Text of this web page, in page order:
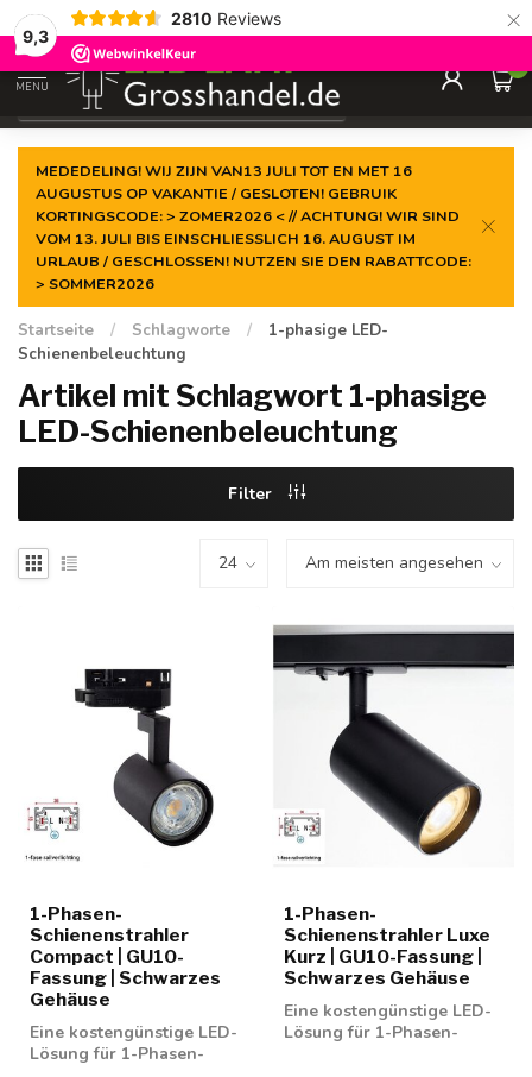
9,3
2810 Reviews ×
Garantiert derniedrigste Preis
MENU
0
MEDEDELING! WIJ ZIJN VAN13 JULI TOT EN MET 16
AUGUSTUS OP VAKANTIE / GESLOTEN! GEBRUIK
KORTINGSCODE: > ZOMER2026 < // ACHTUNG! WIR SIND
VOM 13. JULI BIS EINSCHLIESSLICH 16. AUGUST IM
URLAUB / GESCHLOSSEN! NUTZEN SIE DEN RABATTCODE:
> SOMMER2026
Startseite / Schlagworte /
1-phasige LED-
Schienenbeleuchtung
Artikel mit Schlagwort 1-phasige
LED-Schienenbeleuchtung
Filter
1-Phasen-
Schienenstrahler
Compact | GU10-
Fassung | Schwarzes
Gehäuse
Eine kostengünstige LED-
Lösung für 1-Phasen-
1-Phasen-
Schienenstrahler Luxe
Kurz | GU10-Fassung |
Schwarzes Gehäuse
Eine kostengünstige LED-
Lösung für 1-Phasen-